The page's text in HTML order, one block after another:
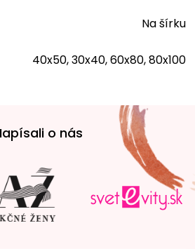
Na šírku
40x50, 30x40, 60x80, 80x100
o nás